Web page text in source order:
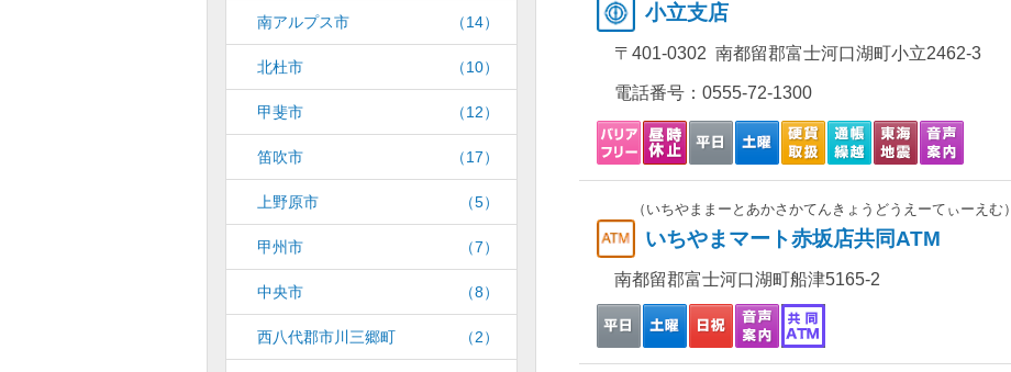
南アルプス市 （14）
北杜市 （10）
甲斐市 （12）
笛吹市 （17）
上野原市 （5）
甲州市 （7）
中央市 （8）
西八代郡市川三郷町 （2）
小立支店
〒401-0302 南都留郡富士河口湖町小立2462-3
電話番号： 0555-72-1300
（いちやままーとあかさかてんきょうどうえーてぃーえむ）
いちやまマート赤坂店共同ATM
南都留郡富士河口湖町船津5165-2